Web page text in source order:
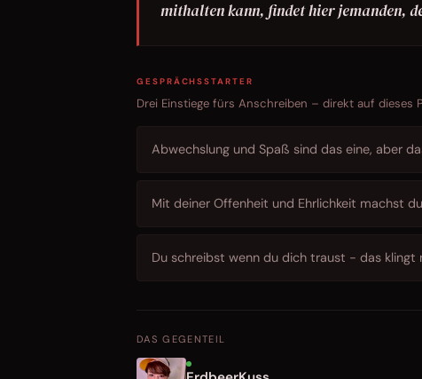
mithalten kann, findet hier jemanden,
GESPRÄCHSSTARTER
Drei Einstiege fürs Anschreiben – direkt auf dieses
Abwechslung und Spaß sind das eine, aber
Mit deiner Offenheit und Ehrlichkeit machst
Du schreibst wenn du dich traust - das klingt
DAS GEGENTEIL